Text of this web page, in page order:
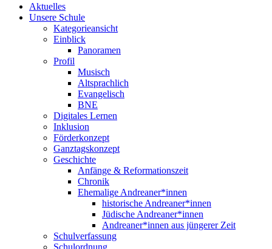
Aktuelles
Unsere Schule
Kategorieansicht
Einblick
Panoramen
Profil
Musisch
Altsprachlich
Evangelisch
BNE
Digitales Lernen
Inklusion
Förderkonzept
Ganztagskonzept
Geschichte
Anfänge & Reformationszeit
Chronik
Ehemalige Andreaner*innen
historische Andreaner*innen
Jüdische Andreaner*innen
Andreaner*innen aus jüngerer Zeit
Schulverfassung
Schulordnung